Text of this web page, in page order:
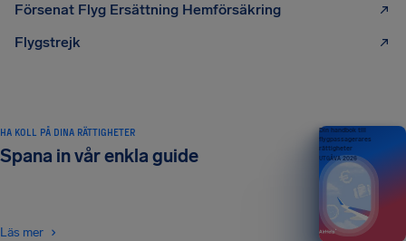
Försenat Flyg Ersättning Hemförsäkring
Flygstrejk
HA KOLL PÅ DINA RÄTTIGHETER
Spana in vår enkla guide
Läs mer
Din handbok till
flygpassagerares
rättigheter
UTGÅVA 2026